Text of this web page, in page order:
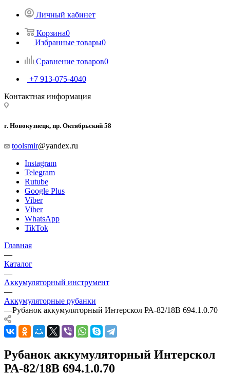
Личный кабинет
Корзина0
Избранные товары0
Сравнение товаров0
+7 913-075-4040
Контактная информация
г. Новокузнецк, пр. Октябрьский 58
toolsmir@yandex.ru
Instagram
Telegram
Rutube
Google Plus
Viber
Viber
WhatsApp
TikTok
Главная
—
Каталог
—
Аккумуляторный инструмент
—
Аккумуляторные рубанки
—Рубанок аккумуляторный Интерскол РА-82/18В 694.1.0.70
Рубанок аккумуляторный Интерскол
РА-82/18В 694.1.0.70